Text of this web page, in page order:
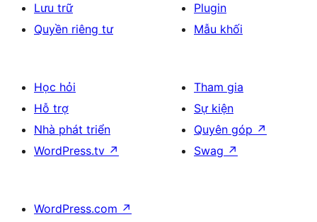
Lưu trữ
Quyền riêng tư
Plugin
Mẫu khối
Học hỏi
Hỗ trợ
Nhà phát triển
WordPress.tv ↗
Tham gia
Sự kiện
Quyên góp ↗
Swag ↗
WordPress.com ↗